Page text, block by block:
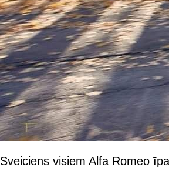
Sveiciens visiem Alfa Romeo